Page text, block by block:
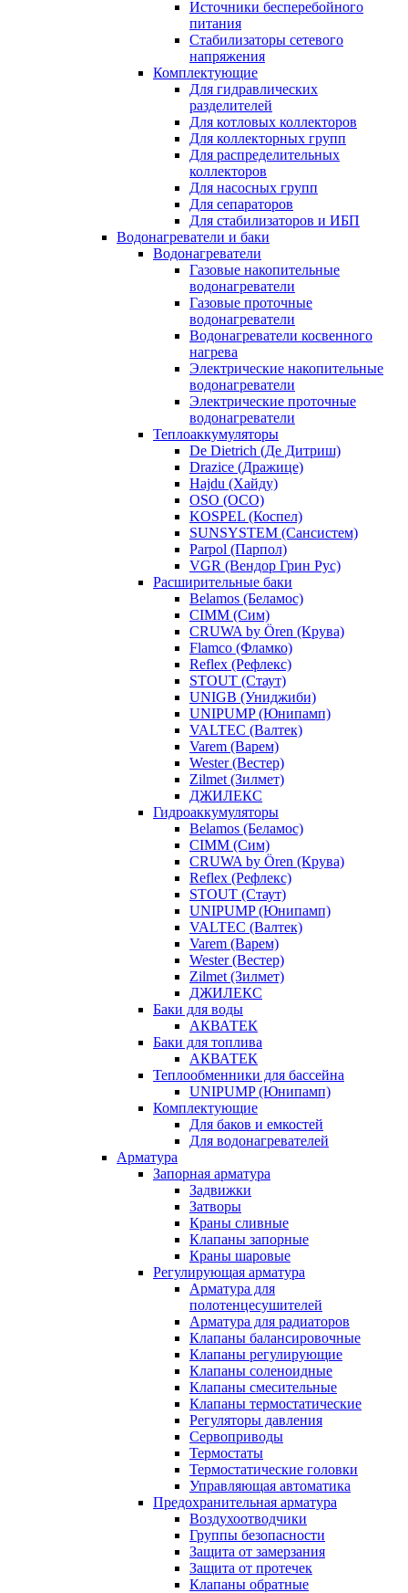
Источники бесперебойного
питания
Стабилизаторы сетевого
напряжения
Комплектующие
Для гидравлических
разделителей
Для котловых коллекторов
Для коллекторных групп
Для распределительных
коллекторов
Для насосных групп
Для сепараторов
Для стабилизаторов и ИБП
Водонагреватели и баки
Водонагреватели
Газовые накопительные
водонагреватели
Газовые проточные
водонагреватели
Водонагреватели косвенного
нагрева
Электрические накопительные
водонагреватели
Электрические проточные
водонагреватели
Теплоаккумуляторы
De Dietrich (Де Дитриш)
Drazice (Дражице)
Hajdu (Хайду)
OSO (ОСО)
KOSPEL (Коспел)
SUNSYSTEM (Сансистем)
Parpol (Парпол)
VGR (Вендор Грин Рус)
Расширительные баки
Belamos (Беламос)
CIMM (Сим)
CRUWA by Ören (Крува)
Flamco (Фламко)
Reflex (Рефлекс)
STOUT (Стаут)
UNIGB (Униджиби)
UNIPUMP (Юнипамп)
VALTEC (Валтек)
Varem (Варем)
Wester (Вестер)
Zilmet (Зилмет)
ДЖИЛЕКС
Гидроаккумуляторы
Belamos (Беламос)
CIMM (Сим)
CRUWA by Ören (Крува)
Reflex (Рефлекс)
STOUT (Стаут)
UNIPUMP (Юнипамп)
VALTEC (Валтек)
Varem (Варем)
Wester (Вестер)
Zilmet (Зилмет)
ДЖИЛЕКС
Баки для воды
АКВАТЕК
Баки для топлива
АКВАТЕК
Теплообменники для бассейна
UNIPUMP (Юнипамп)
Комплектующие
Для баков и емкостей
Для водонагревателей
Арматура
Запорная арматура
Задвижки
Затворы
Краны сливные
Клапаны запорные
Краны шаровые
Регулирующая арматура
Арматура для
полотенцесушителей
Арматура для радиаторов
Клапаны балансировочные
Клапаны регулирующие
Клапаны соленоидные
Клапаны смесительные
Клапаны термостатические
Регуляторы давления
Сервоприводы
Термостаты
Термостатические головки
Управляющая автоматика
Предохранительная арматура
Воздухоотводчики
Группы безопасности
Защита от замерзания
Защита от протечек
Клапаны обратные